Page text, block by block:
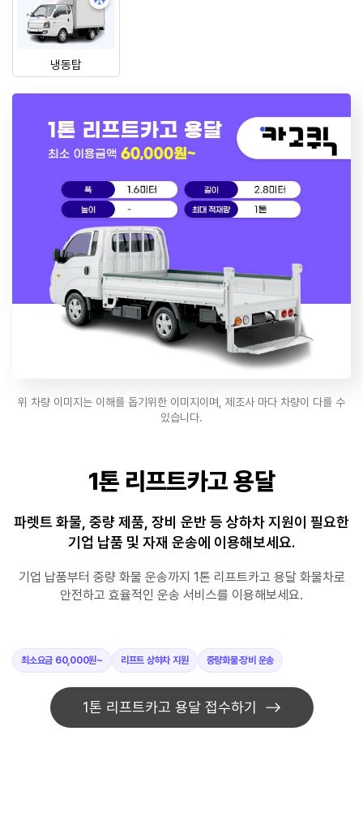
냉동탑
위 차량 이미지는 이해를 돕기위한 이미지이며, 제조사 마다 차량이 다를 수
있습니다.
1톤 리프트카고 용달
파렛트 화물, 중량 제품, 장비 운반 등 상하차 지원이 필요한
기업 납품 및 자재 운송에 이용해보세요.
기업 납품부터 중량 화물 운송까지 1톤 리프트카고 용달 화물차로
안전하고 효율적인 운송 서비스를 이용해보세요.
최소요금 60,000원~ 리프트 상하차 지원 중량화물·장비 운송
1톤 리프트카고 용달 접수하기